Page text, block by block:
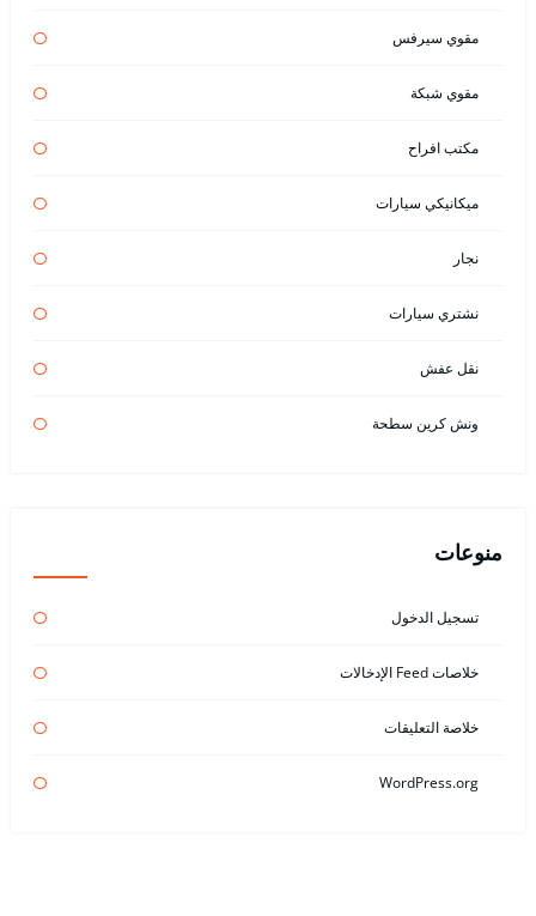
مقوي سيرفس
مقوي شبكة
مكتب افراح
ميكانيكي سيارات
نجار
نشتري سيارات
نقل عفش
ونش كرين سطحة
منوعات
تسجيل الدخول
خلاصات Feed الإدخالات
خلاصة التعليقات
WordPress.org